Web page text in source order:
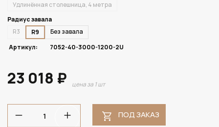
Удлинённая столешница, 4 метра
Радиус завала
R3
R9
Без завала
Артикул:
7052-40-3000-1200-2U
23 018 ₽ цена за 1 шт
ПОД ЗАКАЗ